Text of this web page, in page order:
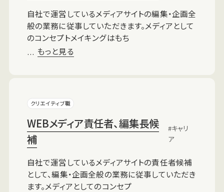
自社で運営しているメディアサイトの編集・企画全
般の業務に従事していただきます。メディアとして
のコンセプトメイキングはもち
… もっと見る
クリエイティブ職
WEBメディア責任者、編集長候
補
キャリ
ア
自社で運営しているメディアサイトの責任者候補
として、編集・企画全般の業務に従事していただき
ます。メディアとしてのコンセプ